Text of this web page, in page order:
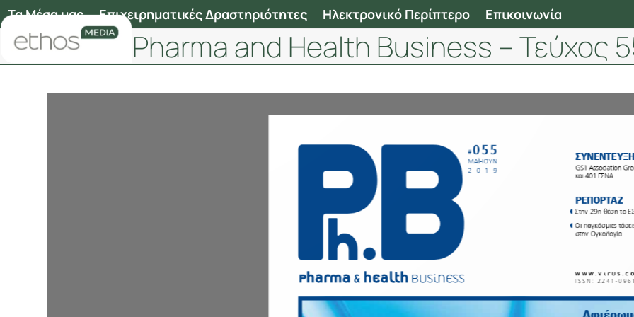
Skip
to
content
Τα Μέσα μας Επιχειρηματικές Δραστηριότητες Ηλεκτρονικό Περίπτερο Επικοινωνία
Pharma and Health Business – Τεύχος